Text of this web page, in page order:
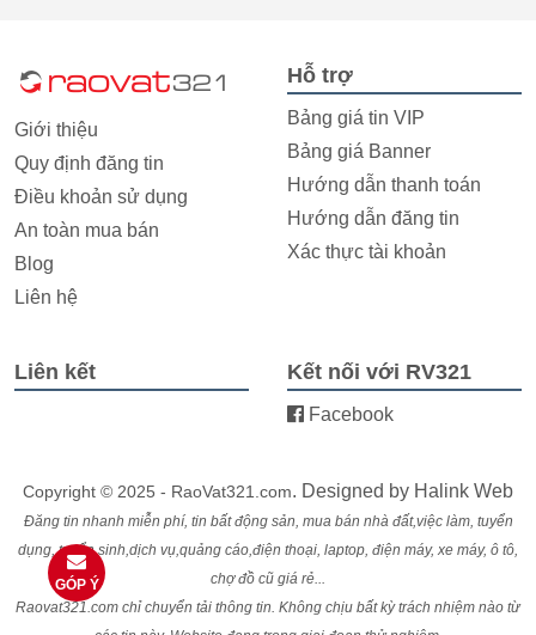
Giới thiệu
Quy định đăng tin
Điều khoản sử dụng
An toàn mua bán
Blog
Liên hệ
Hỗ trợ
Bảng giá tin VIP
Bảng giá Banner
Hướng dẫn thanh toán
Hướng dẫn đăng tin
Xác thực tài khoản
Liên kết Kết nối với RV321
Facebook
Copyright © 2025 - RaoVat321.com. Designed by Halink Web
Đăng tin nhanh miễn phí, tin bất động sản, mua bán nhà đất,việc làm, tuyển
dụng, tuyển sinh,dịch vụ,quảng cáo,điện thoại, laptop, điện máy, xe máy, ô tô,
chợ đồ cũ giá rẻ...
Raovat321.com chỉ chuyển tải thông tin. Không chịu bất kỳ trách nhiệm nào từ
GÓP Ý